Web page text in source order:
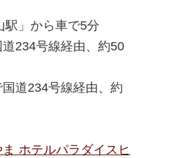
駅」から車で5分
234号線経由、約50
道234号線経由、約
ホテルパラダイスヒ